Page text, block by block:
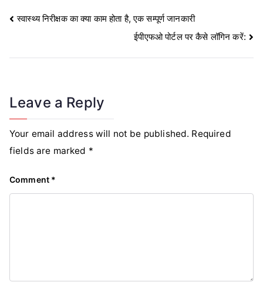
Post
स्वास्थ्य निरीक्षक का क्या काम होता है, एक सम्पूर्ण जानकारी
ईपीएफओ पोर्टल पर कैसे लॉगिन करें:
Leave a Reply
Your email address will not be published. Required
fields are marked *
Comment *